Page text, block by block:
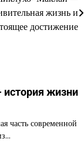
жизнь и
достижение
жизни
часть современной